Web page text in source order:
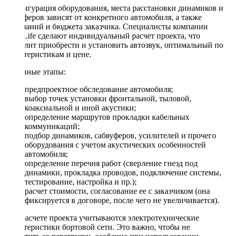
Конфигурация оборудования, места расстановки динамиков и
сабвуферов зависят от конкретного автомобиля, а также
пожеланий и бюджета заказчика. Специалисты компании
DriveLife сделают индивидуальный расчет проекта, что
позволит приобрести и установить автозвук, оптимальный по
характеристикам и цене.
Основные этапы:
предпроектное обследование автомобиля;
выбор точек установки фронтальной, тыловой,
коаксиальной и иной акустики;
определение маршрутов прокладки кабельных
коммуникаций;
подбор динамиков, сабвуферов, усилителей и прочего
оборудования с учетом акустических особенностей
автомобиля;
определение перечня работ (сверление гнезд под
динамики, прокладка проводов, подключение системы,
тестирование, настройка и пр.);
расчет стоимости, согласование ее с заказчиком (она
фиксируется в договоре, после чего не увеличивается).
При расчете проекта учитываются электротехнические
характеристики бортовой сети. Это важно, чтобы не